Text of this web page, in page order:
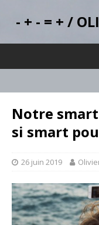
- + - = + /
Notre
si smart
26 juin 2019